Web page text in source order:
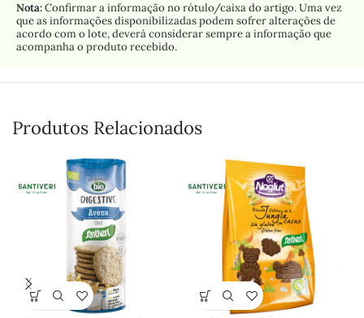
Nota:Confirmar a informação no rótulo/caixa do artigo. Uma vez
que as informações disponibilizadas podem sofrer alterações de
acordo com o lote, deverá considerar sempre a informação que
acompanha o produto recebido.
Produtos Relacionados